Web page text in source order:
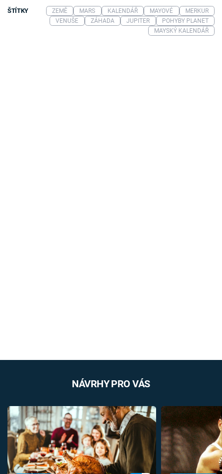
ŠTÍTKY ZEMĚ MARS KALENDÁŘ MAYOVÉ
MERKUR
VENUŠE
ZÁHADA JUPITER
POHYBY PLANET
MAYSKÝ KALENDÁŘ
NÁVRHY PRO VÁS